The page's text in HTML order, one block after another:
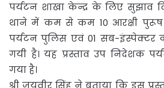
पर्यटन शाखा केन्द्र के लिए सुझाव
थाने में कम से कम 10 आरक्षी पुरूष
पर्यटन पुलिस एवं 01 सब-इंस्पेक्टर
गयी है। यह प्रस्ताव उप निदेशक
गया है।
श्री जयवीर सिंह ने बताया कि इस